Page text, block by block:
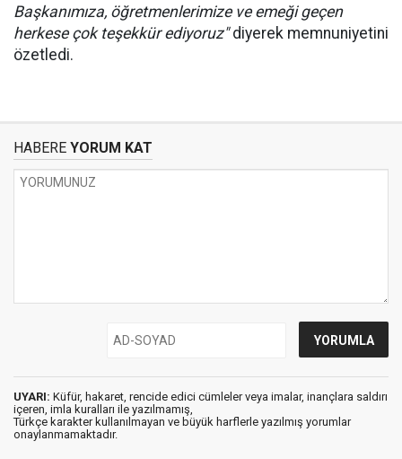
Başkanımıza, öğretmenlerimize ve emeği geçen
herkese çok teşekkür ediyoruz"diyerek memnuniyetini
özetledi.
HABERE YORUM KAT
UYARI: Küfür, hakaret, rencide edici cümleler veya imalar, inançlara saldırı
içeren, imla kuralları ile yazılmamış,
Türkçe karakter kullanılmayan ve büyük harflerle yazılmış yorumlar
onaylanmamaktadır.